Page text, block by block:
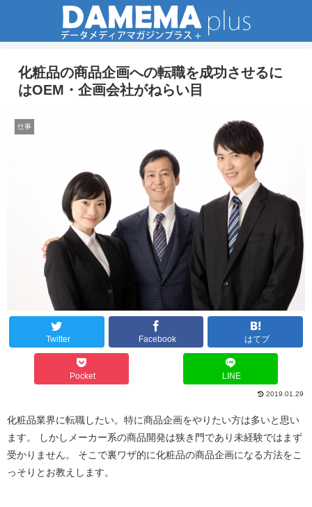
化粧品の商品企画への転職を成功させるに
はOEM・企画会社がねらい目
仕事
Twitter Facebook はてブ
Pocket LINE
2019.01.29
化粧品業界に転職したい。特に商品企画をやりたい方は多いと思い
ます。 しかしメーカー系の商品開発は狭き門であり未経験ではまず
受かりません。 そこで裏ワザ的に化粧品の商品企画になる方法をこ
っそりとお教えします。